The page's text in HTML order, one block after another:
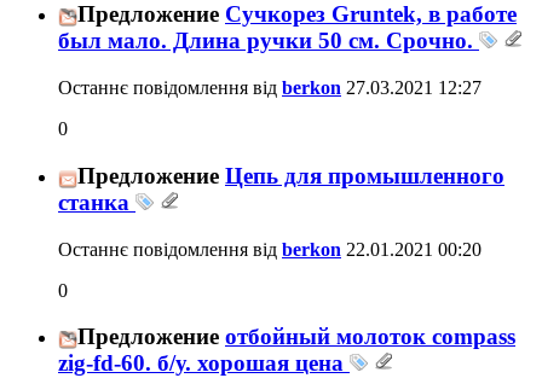
Предложение Сучкорез Gruntek, в работе
был мало. Длина ручки 50 см. Срочно.
Останнє повідомлення від berkon 27.03.2021 12:27
0
Предложение Цепь для промышленного
станка
Останнє повідомлення від berkon 22.01.2021 00:20
0
Предложение отбойный молоток compass
zig-fd-60. б/у. хорошая цена